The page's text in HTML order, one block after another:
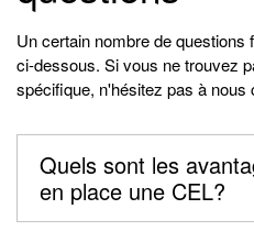
Un certain nombre de
ci-dessous. Si vous ne trouvez
spécifique, n'hésitez pas à nous
Quels sont les
en place une CEL?